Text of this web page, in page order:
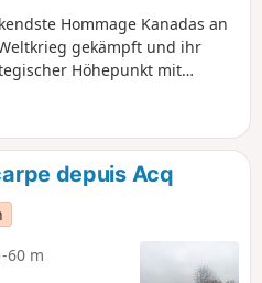
Hommage Kanadas an
gekämpft und ihr
Höhepunkt mit
depuis Acq
-60 m